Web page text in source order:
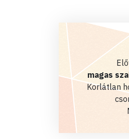
magas
Korlátlan